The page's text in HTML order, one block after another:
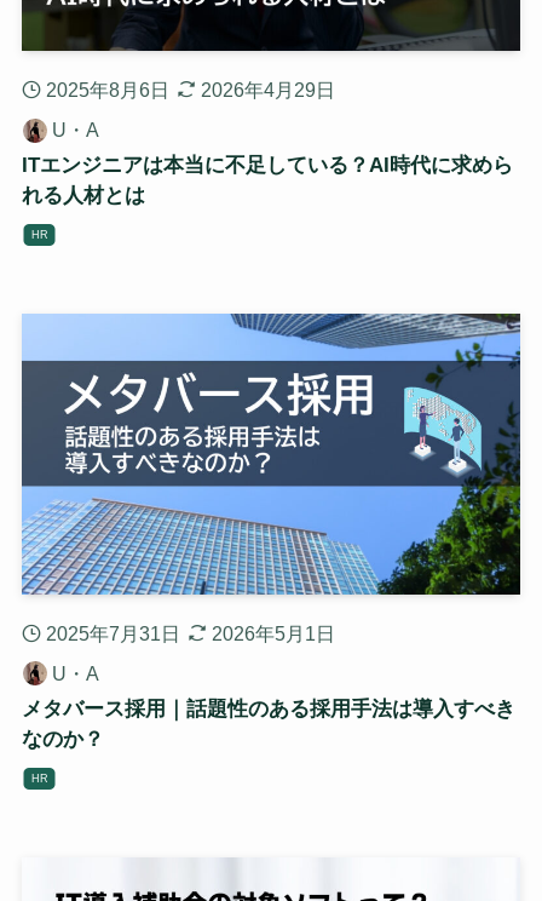
2025年8月6日
2026年4月29日
U・A
ITエンジニアは本当に不足している？AI時代に求めら
れる人材とは
HR
2025年7月31日
2026年5月1日
U・A
メタバース採用｜話題性のある採用手法は導入すべき
なのか？
HR